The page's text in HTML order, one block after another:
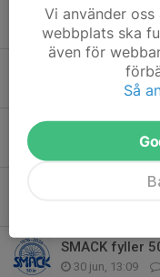
Tidigare nyheter
Röd och gul
Idag, 14:11
SMACK fyller
30 jun, 13:09
Vi använder
webbplats ska
även för
Så